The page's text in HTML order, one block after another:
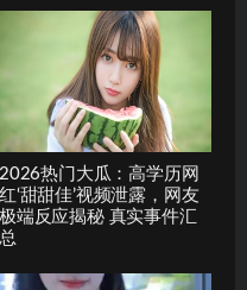
2026热门大瓜：高学历网
红‘甜甜佳’视频泄露，网友
极端反应揭秘 真实事件汇
总